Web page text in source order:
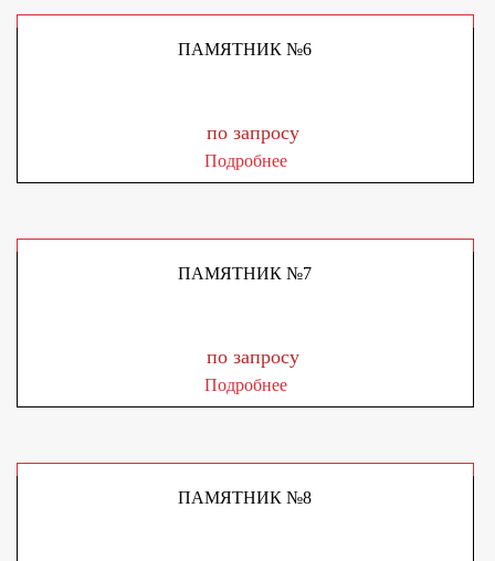
ПАМЯТНИК №6
по запросу
Подробнее
ПАМЯТНИК №7
по запросу
Подробнее
ПАМЯТНИК №8